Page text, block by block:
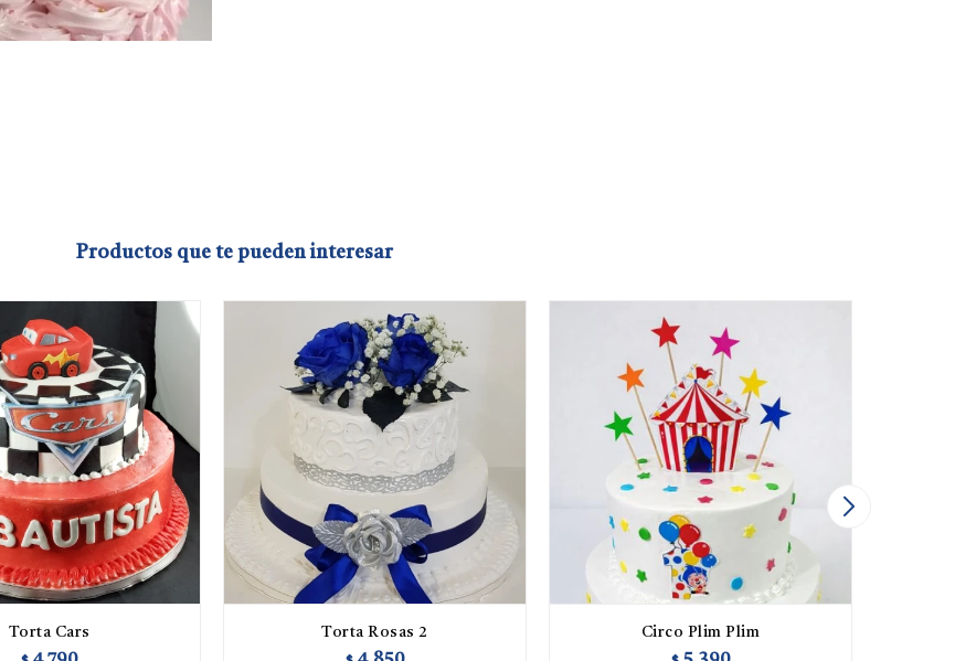
Productos que te pueden interesar
Torta Cars Torta Rosas 2 Circo Plim Plim